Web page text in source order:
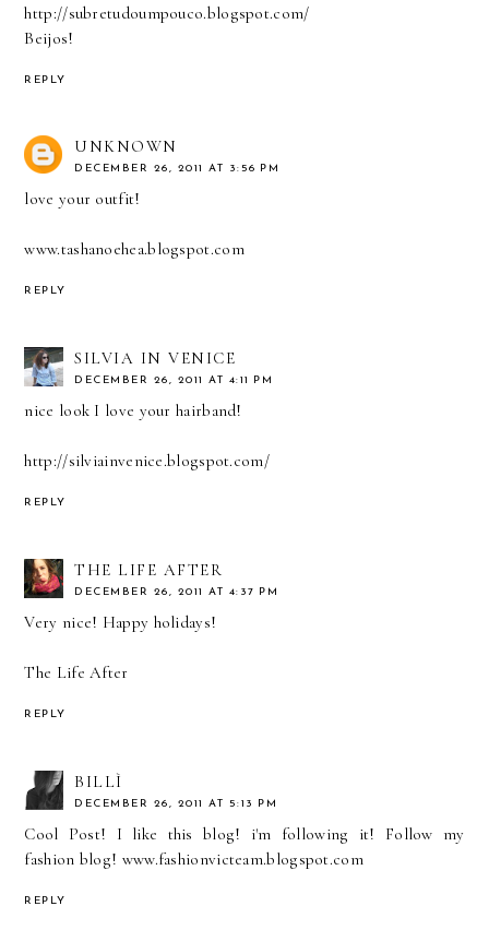
http://subretudoumpouco.blogspot.com/
Beijos!
REPLY
UNKNOWN
DECEMBER 26, 2011 AT 3:56 PM
love your outfit!
www.tashanoehea.blogspot.com
REPLY
SILVIA IN VENICE
DECEMBER 26, 2011 AT 4:11 PM
nice look I love your hairband!
http://silviainvenice.blogspot.com/
REPLY
THE LIFE AFTER
DECEMBER 26, 2011 AT 4:37 PM
Very nice! Happy holidays!
The Life After
REPLY
BILLÌ
DECEMBER 26, 2011 AT 5:13 PM
Cool Post! I like this blog! i'm following it! Follow my
fashion blog! www.fashionvicteam.blogspot.com
REPLY